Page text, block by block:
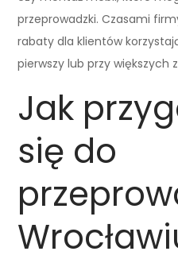
przeprowadzki. Czasami
rabaty dla klientów
pierwszy lub przy większych
Jak
się do